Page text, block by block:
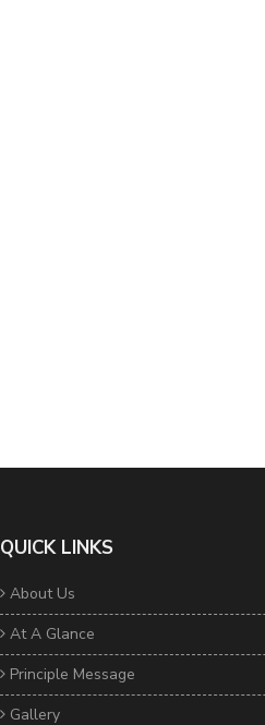
QUICK LINKS
About Us
At A Glance
Principle Message
Gallery